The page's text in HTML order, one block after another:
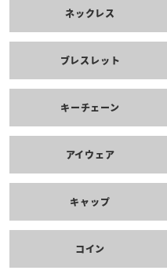
ネックレス
ブレスレット
キーチェーン
アイウェア
キャップ
コイン